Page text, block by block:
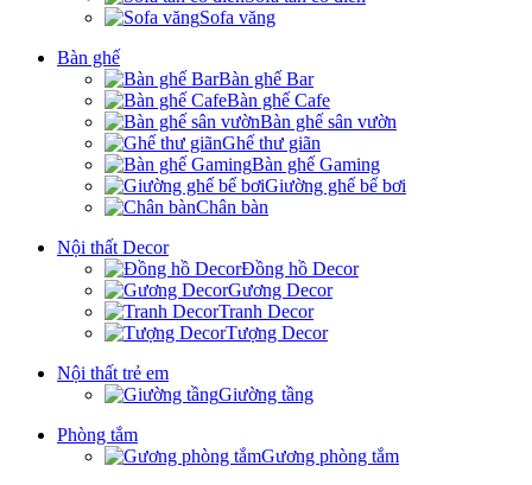
Sofa văng
Bàn ghế
Bàn ghế Bar
Bàn ghế Cafe
Bàn ghế sân vườn
Ghế thư giãn
Bàn ghế Gaming
Giường ghế bể bơi
Chân bàn
Nội thất Decor
Đồng hồ Decor
Gương Decor
Tranh Decor
Tượng Decor
Nội thất trẻ em
Giường tầng
Phòng tắm
Gương phòng tắm